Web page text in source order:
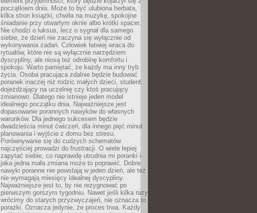
początkiem dnia. Może to być ulubiona herbata,
kilka stron książki, chwila na muzykę, spokojne
śniadanie przy otwartym oknie albo krótki spacer.
Nie chodzi o luksus, lecz o sygnał dla samego
siebie, że dzień nie zaczyna się wyłącznie od
wykonywania zadań. Człowiek łatwiej wraca do
rytuałów, które nie są wyłącznie narzędziem
dyscypliny, ale niosą też odrobinę komfortu i
spokoju. Warto pamiętać, że każdy ma inny tryb
życia. Osoba pracująca zdalnie będzie budować
poranek inaczej niż rodzic małych dzieci, student
dojeżdżający na uczelnię czy ktoś pracujący
zmianowo. Dlatego nie istnieje jeden model
idealnego początku dnia. Najważniejsze jest
dopasowanie porannych nawyków do własnych
warunków. Dla jednego sukcesem będzie
dwadzieścia minut ćwiczeń, dla innego pięć minut
planowania i wyjście z domu bez stresu.
Porównywanie się do cudzych schematów
najczęściej prowadzi do frustracji. O wiele lepiej
zapytać siebie, co naprawdę utrudnia mi poranki i
jaka jedna mała zmiana może to poprawić. Dobre
nawyki poranne nie powstają w jeden dzień, ale też
nie wymagają miesięcy idealnej dyscypliny.
Najważniejsze jest to, by nie rezygnować po
pierwszym gorszym tygodniu. Nawet jeśli kilka razy
wrócimy do starych przyzwyczajeń, nie oznacza to
porażki. Oznacza jedynie, że proces trwa. Każdy